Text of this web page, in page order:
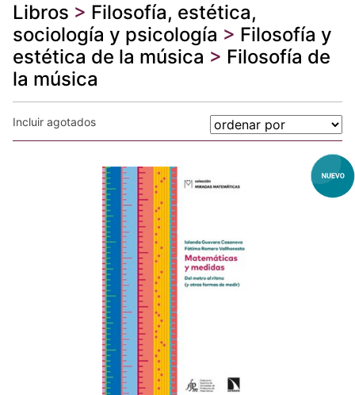
Libros > Filosofía, estética,
sociología y psicología > Filosofía y
estética de la música > Filosofía de
la música
Incluir agotados